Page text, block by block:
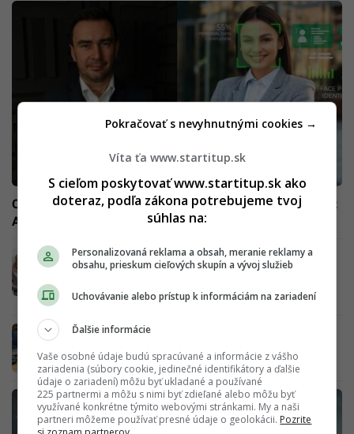
Odborník na pracovný trh: „Slovensko má šancu spraviť z
AI riešenie, nie hrozbu. Záleží na tom, ako ju uchopíme“
Umelá inteligencia na Slovensku: Odhaľuje
rakovinu, zachraňuje životy, no nahradí
(ODBORNÍČKA)
Na Slovensku vznikla miliónová „škola
Vyzerá ako klasická stredná
Víta ťa www.startitup.sk
S cieľom poskytovať www.startitup.sk ako
doteraz, podľa zákona potrebujeme tvoj
súhlas na:
Personalizovaná reklama a obsah, meranie reklamy a
obsahu, prieskum cieľových skupín a vývoj služieb
Uchovávanie alebo prístup k informáciám na zariadení
Ďalšie informácie
Vaše osobné údaje budú spracúvané a informácie z vášho
zariadenia (súbory cookie, jedinečné identifikátory a ďalšie
údaje o zariadení) môžu byť ukladané a používané
225 partnermi a môžu s nimi byť zdieľané alebo môžu byť
využívané konkrétne týmito webovými stránkami. My a naši
partneri môžeme používať presné údaje o geolokácii. Pozrite
Pokračovať s nevyhnutnými cookies →